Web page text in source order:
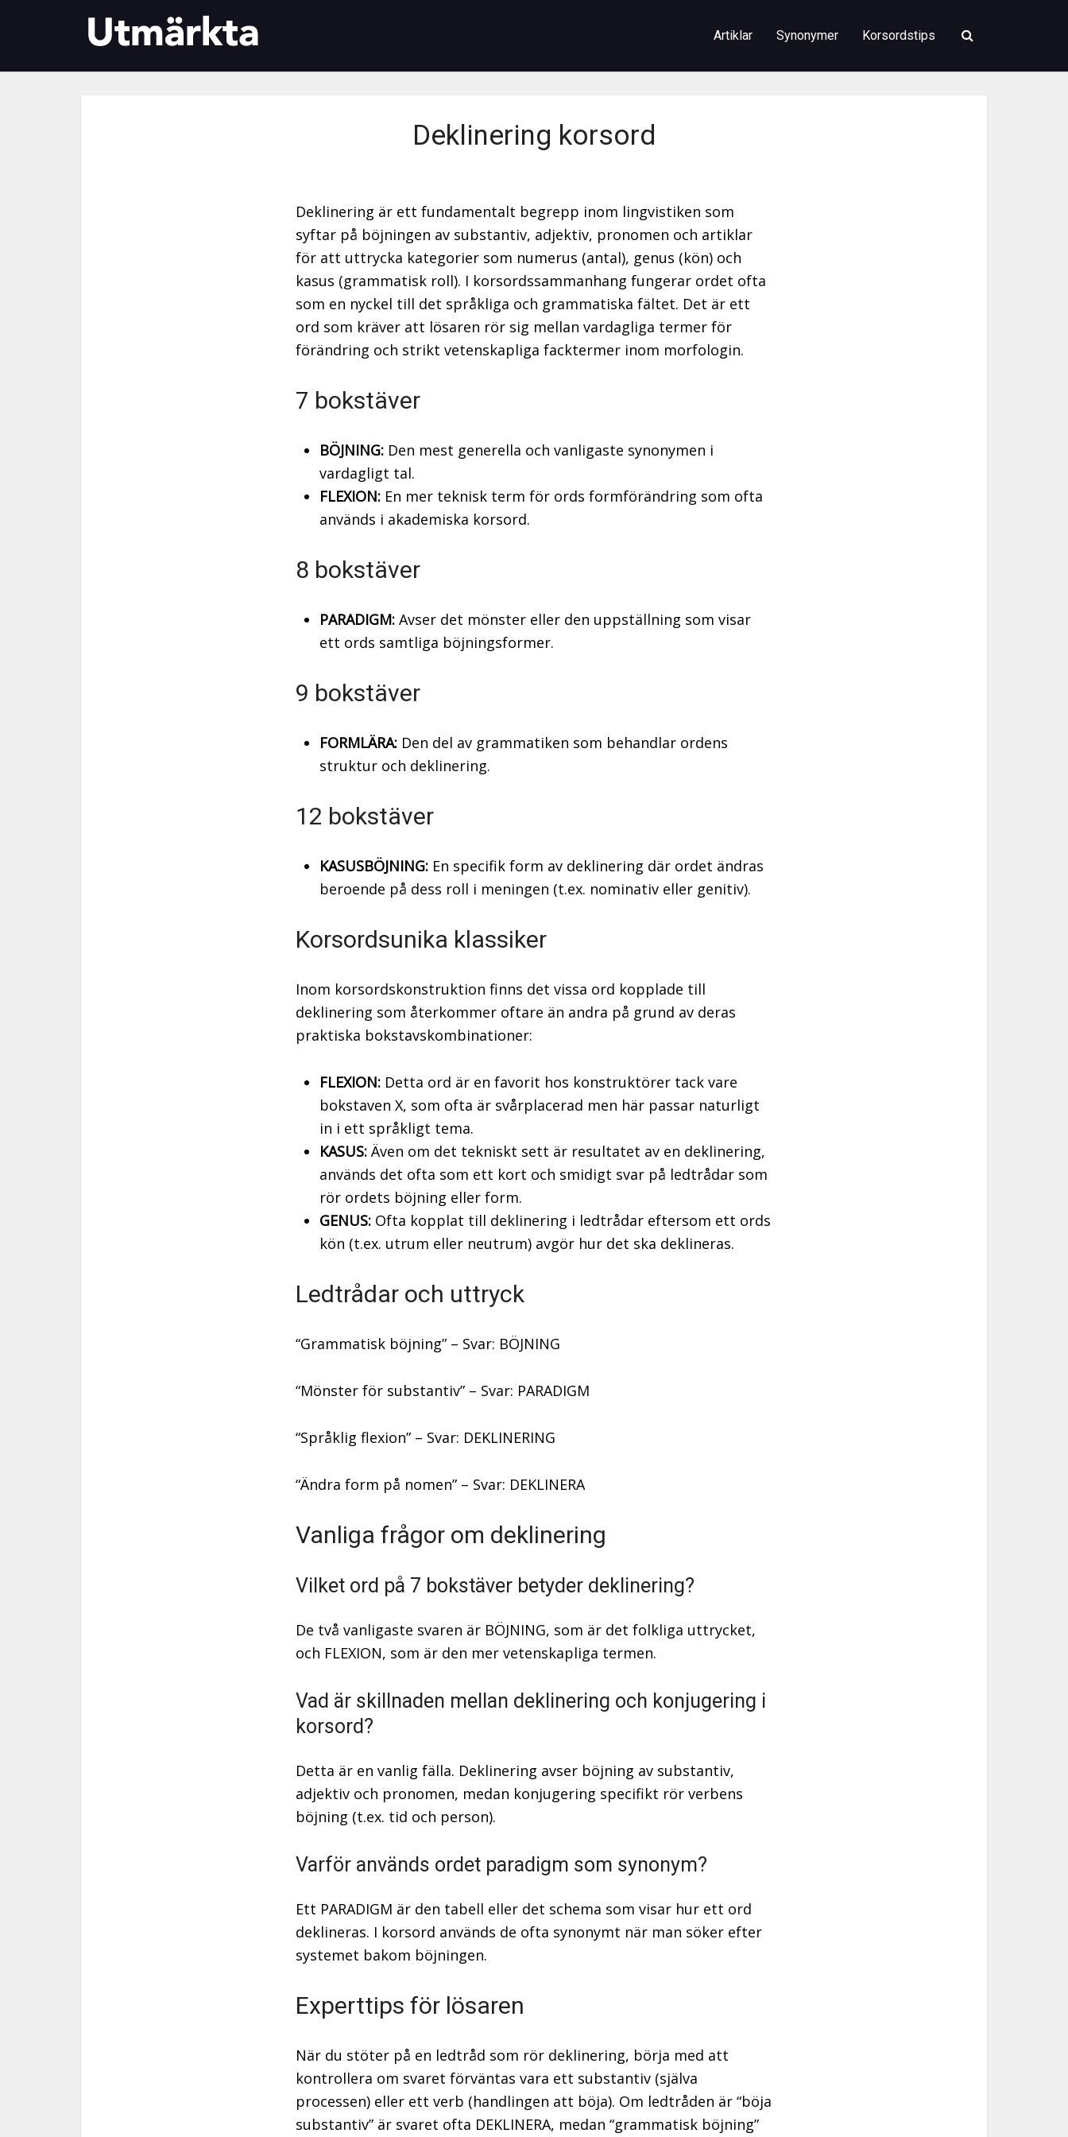
Artiklar Synonymer Korsordstips
Deklinering korsord
Deklinering är ett fundamentalt begrepp inom lingvistiken som
syftar på böjningen av substantiv, adjektiv, pronomen och artiklar
för att uttrycka kategorier som numerus (antal), genus (kön) och
kasus (grammatisk roll). I korsordssammanhang fungerar ordet ofta
som en nyckel till det språkliga och grammatiska fältet. Det är ett
ord som kräver att lösaren rör sig mellan vardagliga termer för
förändring och strikt vetenskapliga facktermer inom morfologin.
7 bokstäver
BÖJNING: Den mest generella och vanligaste synonymen i
vardagligt tal.
FLEXION: En mer teknisk term för ords formförändring som ofta
används i akademiska korsord.
8 bokstäver
PARADIGM: Avser det mönster eller den uppställning som visar
ett ords samtliga böjningsformer.
9 bokstäver
FORMLÄRA: Den del av grammatiken som behandlar ordens
struktur och deklinering.
12 bokstäver
KASUSBÖJNING: En specifik form av deklinering där ordet ändras
beroende på dess roll i meningen (t.ex. nominativ eller genitiv).
Korsordsunika klassiker
Inom korsordskonstruktion finns det vissa ord kopplade till
deklinering som återkommer oftare än andra på grund av deras
praktiska bokstavskombinationer:
FLEXION: Detta ord är en favorit hos konstruktörer tack vare
bokstaven X, som ofta är svårplacerad men här passar naturligt
in i ett språkligt tema.
KASUS: Även om det tekniskt sett är resultatet av en deklinering,
används det ofta som ett kort och smidigt svar på ledtrådar som
rör ordets böjning eller form.
GENUS: Ofta kopplat till deklinering i ledtrådar eftersom ett ords
kön (t.ex. utrum eller neutrum) avgör hur det ska deklineras.
Ledtrådar och uttryck
“Grammatisk böjning” – Svar: BÖJNING
“Mönster för substantiv” – Svar: PARADIGM
“Språklig flexion” – Svar: DEKLINERING
“Ändra form på nomen” – Svar: DEKLINERA
Vanliga frågor om deklinering
Vilket ord på 7 bokstäver betyder deklinering?
De två vanligaste svaren är BÖJNING, som är det folkliga uttrycket,
och FLEXION, som är den mer vetenskapliga termen.
Vad är skillnaden mellan deklinering och konjugering i
korsord?
Detta är en vanlig fälla. Deklinering avser böjning av substantiv,
adjektiv och pronomen, medan konjugering specifikt rör verbens
böjning (t.ex. tid och person).
Varför används ordet paradigm som synonym?
Ett PARADIGM är den tabell eller det schema som visar hur ett ord
deklineras. I korsord används de ofta synonymt när man söker efter
systemet bakom böjningen.
Experttips för lösaren
När du stöter på en ledtråd som rör deklinering, börja med att
kontrollera om svaret förväntas vara ett substantiv (själva
processen) eller ett verb (handlingen att böja). Om ledtråden är “böja
substantiv” är svaret ofta DEKLINERA, medan “grammatisk böjning”